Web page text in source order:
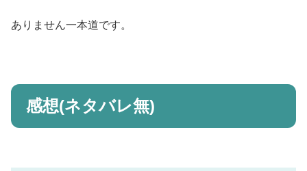
ありません一本道です。
感想(ネタバレ無)